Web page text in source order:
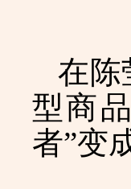
在陈
型商
者”变